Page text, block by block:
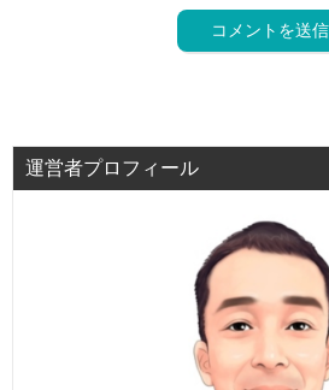
運営者プロフィール